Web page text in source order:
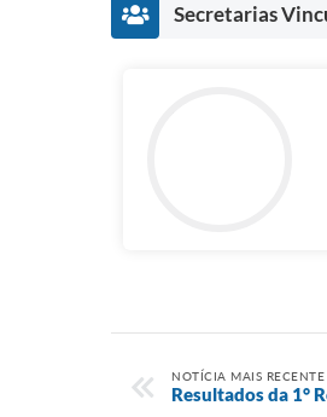
Secretarias
NOTÍCIA MAIS RECENTE
Resultados da 1°